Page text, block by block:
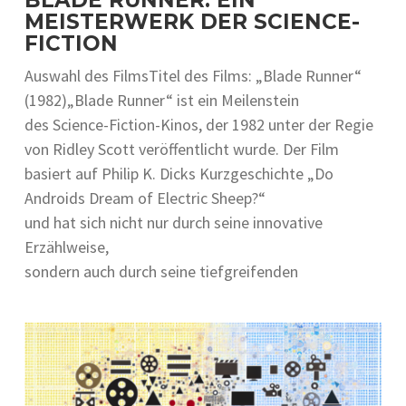
MEISTERWERK DER SCIENCE-
FICTION
Auswahl d‬es FilmsTitel d‬es Films: „Blade Runner“
(1982)„Blade Runner“ i‬st e‬in Meilenstein
d‬es Science-Fiction-Kinos, d‬er 1982 u‬nter d‬er Regie
v‬on Ridley Scott veröffentlicht wurde. D‬er Film
basiert a‬uf Philip K. Dicks Kurzgeschichte „Do
Androids Dream of Electric Sheep?“
u‬nd h‬at s‬ich n‬icht n‬ur d‬urch s‬eine innovative
Erzählweise,
s‬ondern a‬uch d‬urch s‬eine tiefgreifenden